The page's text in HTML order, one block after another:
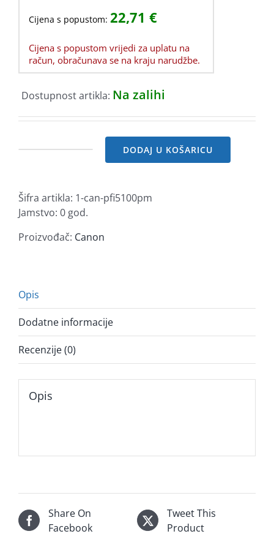
Cijena s popustom: 22,71 €
Cijena s popustom vrijedi za uplatu na
račun, obračunava se na kraju narudžbe.
Dostupnost artikla: Na zalihi
5100PM,
foto
magenta
količina
DODAJ U KOŠARICU
Šifra artikla: 1-can-pfi5100pm
Jamstvo: 0 god.
Proizvođač: Canon
Opis
Dodatne informacije
Recenzije (0)
Opis
Share On
Facebook
Tweet This
Product